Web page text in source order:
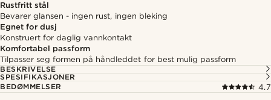
Rustfritt stål
Bevarer glansen - ingen rust, ingen bleking
Egnet for dusj
Konstruert for daglig vannkontakt
Komfortabel passform
Tilpasser seg formen på håndleddet for best mulig passform
BESKRIVELSE
SPESIFIKASJONER
BEDØMMELSER
4.7